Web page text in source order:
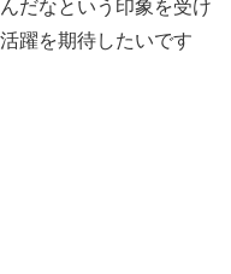
だなという印象を受け
躍を期待したいです